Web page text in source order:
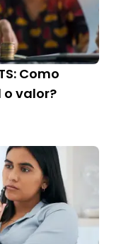
Como
valor?